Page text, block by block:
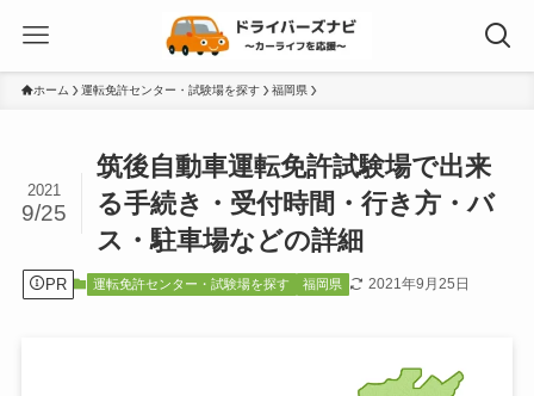
ホーム 運転免許センター・試験場を探す 福岡県
筑後自動車運転免許試験場で出来
る手続き・受付時間・行き方・バ
ス・駐車場などの詳細
2021
9/25
PR 運転免許センター・試験場を探す 福岡県 2021年9月25日